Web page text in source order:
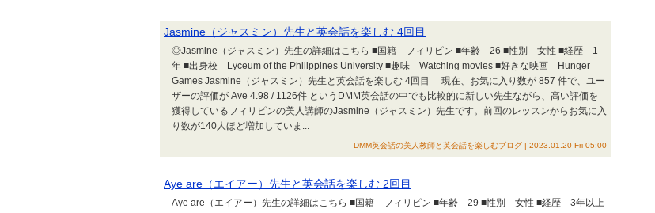
Jasmine（ジャスミン）先生と英会話を楽しむ 4回目
◎Jasmine（ジャスミン）先生の詳細はこちら ■国籍 フィリピン ■年齢 26 ■性別 女性 ■経歴 1
年 ■出身校 Lyceum of the Philippines University ■趣味 Watching movies ■好きな映画 Hunger
Games Jasmine（ジャスミン）先生と英会話を楽しむ 4回目 現在、お気に入り数が 857 件で、ユー
ザーの評価が Ave 4.98 / 1126件 というDMM英会話の中でも比較的に新しい先生ながら、高い評価を
獲得しているフィリピンの美人講師のJasmine（ジャスミン）先生です。前回のレッスンからお気に入
り数が140人ほど増加していま...
DMM英会話の美人教師と英会話を楽しむブログ | 2023.01.20 Fri 05:00
Aye are（エイアー）先生と英会話を楽しむ 2回目
Aye are（エイアー）先生の詳細はこちら ■国籍 フィリピン ■年齢 29 ■性別 女性 ■経歴 3年以上